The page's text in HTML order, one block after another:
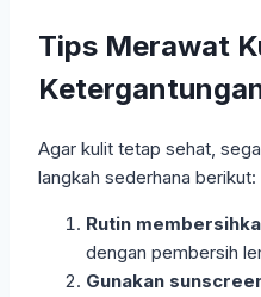
Tips Merawat
Agar kulit tetap sehat,
langkah sederhana berikut:
Rutin
dengan pembersih
Gunakan